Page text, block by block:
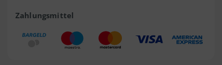
Zahlungsmittel